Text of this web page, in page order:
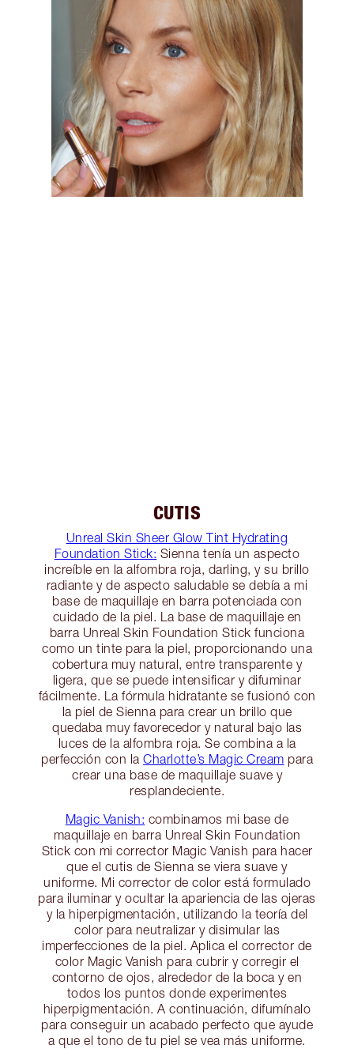
CUTIS
Unreal Skin Sheer Glow Tint Hydrating
Foundation Stick: Sienna tenía un aspecto
increíble en la alfombra roja, darling, y su brillo
radiante y de aspecto saludable se debía a mi
base de maquillaje en barra potenciada con
cuidado de la piel. La base de maquillaje en
barra Unreal Skin Foundation Stick funciona
como un tinte para la piel, proporcionando una
cobertura muy natural, entre transparente y
ligera, que se puede intensificar y difuminar
fácilmente. La fórmula hidratante se fusionó con
la piel de Sienna para crear un brillo que
quedaba muy favorecedor y natural bajo las
luces de la alfombra roja. Se combina a la
perfección con la Charlotte’s Magic Cream para
crear una base de maquillaje suave y
resplandeciente.
Magic Vanish: combinamos mi base de
maquillaje en barra Unreal Skin Foundation
Stick con mi corrector Magic Vanish para hacer
que el cutis de Sienna se viera suave y
uniforme. Mi corrector de color está formulado
para iluminar y ocultar la apariencia de las ojeras
y la hiperpigmentación, utilizando la teoría del
color para neutralizar y disimular las
imperfecciones de la piel. Aplica el corrector de
color Magic Vanish para cubrir y corregir el
contorno de ojos, alrededor de la boca y en
todos los puntos donde experimentes
hiperpigmentación. A continuación, difumínalo
para conseguir un acabado perfecto que ayude
a que el tono de tu piel se vea más uniforme.